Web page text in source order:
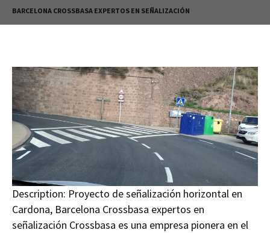
BARCELONA CROSSBASA EXPERTOS EN SEÑALIZACIÓN
Description: Proyecto de señalización horizontal en
Cardona, Barcelona Crossbasa expertos en
señalización Crossbasa es una empresa pionera en el